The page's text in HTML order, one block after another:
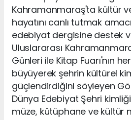
Kahramanmaraş'ta kültür
hayatını canlı tutmak
edebiyat dergisine destek
Uluslararası
Günleri ile Kitap Fuarı'nın
büyüyerek şehrin kültürel
güçlendirdiğini söyleyen
Dünya Edebiyat Şehri
müze, kütüphane ve kültür